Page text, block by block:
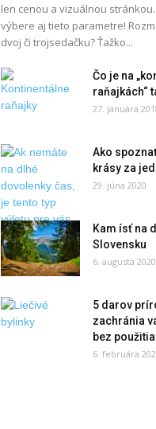
len cenou a vizuálnou
výbere aj tieto parametre!
dvoj či trojsedačku? Ťažko...
Čo je na
raňajkách“
27. januára
Ako
krásy za
29. júna 2020
Kam ísť na
Slovensku
6. augusta 2020
5 darov
zachránia
bez
6. februára